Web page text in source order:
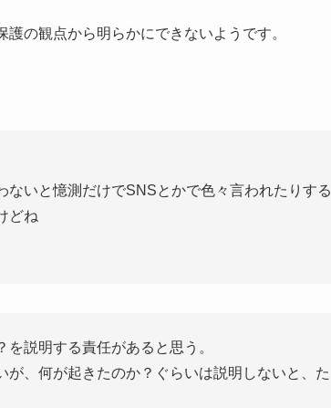
の観点から明らかにできないようです。
いと憶測だけでSNSとかで色々言われたりする
どね
説明する責任があると思う。
、何が起きたのか？ぐらいは説明しないと、た